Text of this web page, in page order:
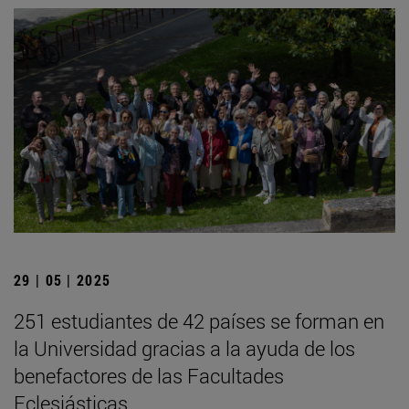
29 | 05 | 2025
251 estudiantes de 42 países se forman en
la Universidad gracias a la ayuda de los
benefactores de las Facultades
Eclesiásticas